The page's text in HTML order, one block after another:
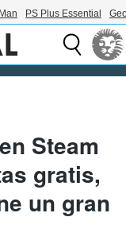
PS Plus Essential
Steam
gratis,
un gran